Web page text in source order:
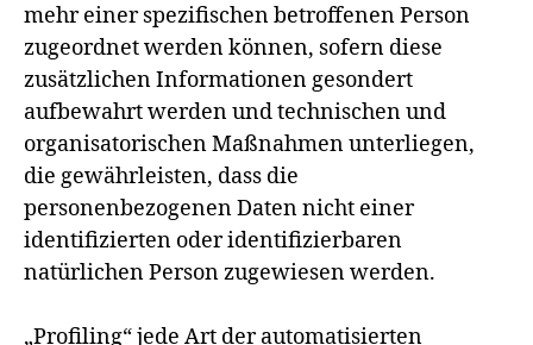
mehr einer spezifischen betroffenen Person
zugeordnet werden können, sofern diese
zusätzlichen Informationen gesondert
aufbewahrt werden und technischen und
organisatorischen Maßnahmen unterliegen,
die gewährleisten, dass die
personenbezogenen Daten nicht einer
identifizierten oder identifizierbaren
natürlichen Person zugewiesen werden.
„Profiling“ jede Art der automatisierten